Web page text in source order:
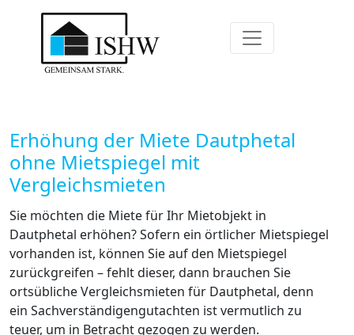
Erhöhung der Miete Dautphetal
ohne Mietspiegel mit
Vergleichsmieten
Sie möchten die Miete für Ihr Mietobjekt in
Dautphetal erhöhen? Sofern ein örtlicher Mietspiegel
vorhanden ist, können Sie auf den Mietspiegel
zurückgreifen – fehlt dieser, dann brauchen Sie
ortsübliche Vergleichsmieten für Dautphetal, denn
ein Sachverständigengutachten ist vermutlich zu
teuer, um in Betracht gezogen zu werden.